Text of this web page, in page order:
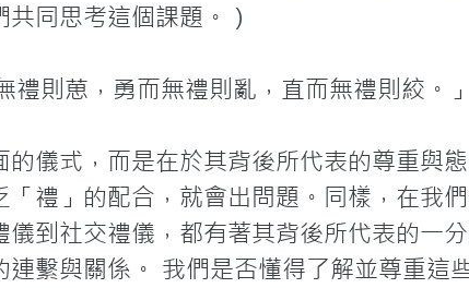
同思考這個課題。）
禮則葸，勇而無禮則亂，直而無禮則絞。
儀式，而是在於其背後所代表的尊重與
禮」的配合，就會出問題。同樣，在我
到社交禮儀，都有著其背後所代表的一
繫與關係。 我們是否懂得了解並尊重這